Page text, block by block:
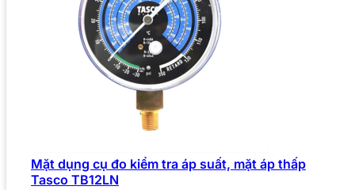
Mặt dụng cụ đo kiểm tra áp suất, mặt áp thấp
Tasco TB12LN